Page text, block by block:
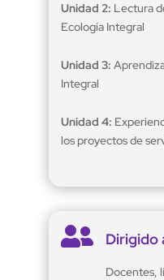
Unidad 2: Lectura
Ecología Integral
Unidad 3:
Integral
Unidad 4:
los proyectos de
 Dirigido
Docentes,